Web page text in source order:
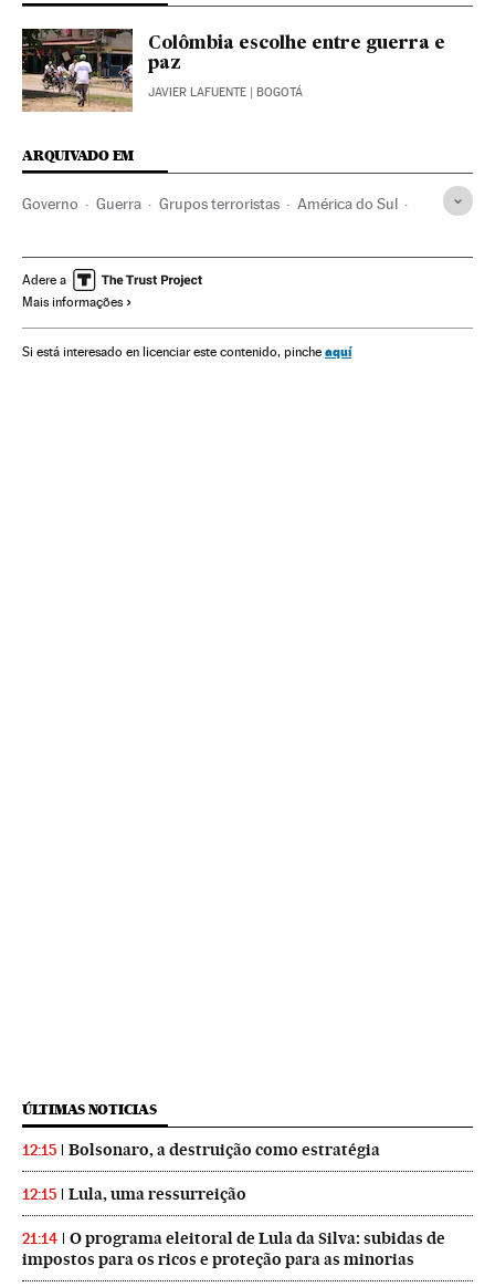
Colômbia escolhe entre guerra e
paz
JAVIER LAFUENTE | BOGOTÁ
ARQUIVADO EM
Governo Guerra Grupos terroristas América do Sul
Administração Estado América
Processo paz Colômbia
Votações Guerrilhas Conflictos armados
Adere a
Mais informações
Si está interesado en licenciar este contenido, pinche aquí
ÚLTIMAS NOTICIAS
12:15 Bolsonaro, a destruição como estratégia
12:15 Lula, uma ressurreição
21:14
O programa eleitoral de Lula da Silva: subidas de
impostos para os ricos e proteção para as minorias